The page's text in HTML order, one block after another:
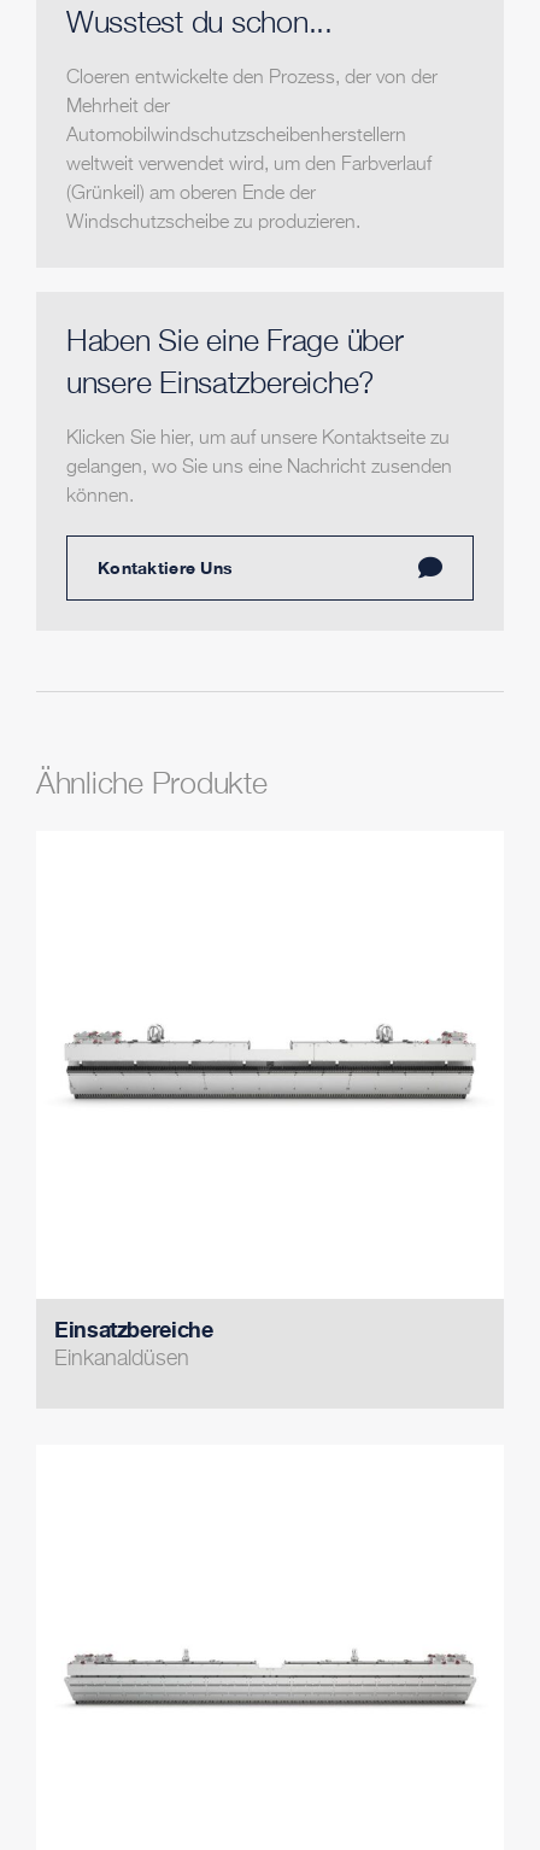
Wusstest du schon...
Cloeren entwickelte den Prozess, der von der
Mehrheit der
Automobilwindschutzscheibenherstellern
weltweit verwendet wird, um den Farbverlauf
(Grünkeil) am oberen Ende der
Windschutzscheibe zu produzieren.
Haben Sie eine Frage über
unsere Einsatzbereiche?
Klicken Sie hier, um auf unsere Kontaktseite zu
gelangen, wo Sie uns eine Nachricht zusenden
können.
Kontaktiere Uns
Ähnliche Produkte
Einsatzbereiche
Einkanaldüsen